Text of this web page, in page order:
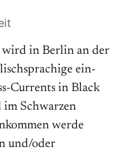
wird in Berlin an der
ein­
Currents in Black
im Schwarzen
werde
und/­oder